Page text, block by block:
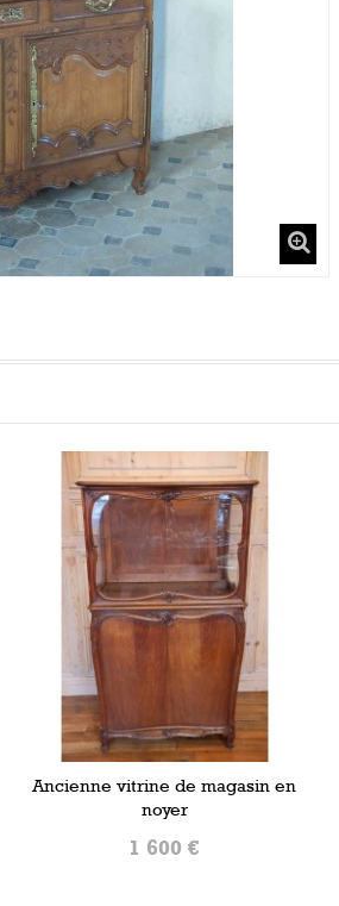
Ancienne vitrine de magasin en
noyer
1 600 €